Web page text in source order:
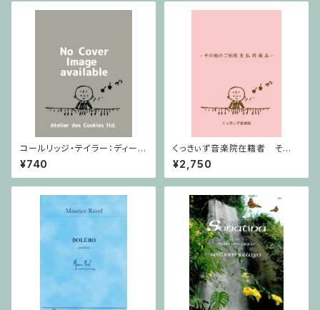
コールリッジ・テイラー：ディープ
リバー Op.59,No.10 / ヴァイオ
リン・ピアノ
¥740
くっきぃず音楽院在籍者 その
他のご利用支払用商品 ワニく
んのキーボード
¥2,750